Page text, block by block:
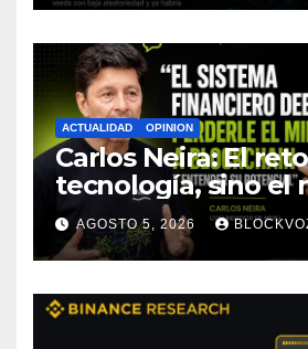
tecnológica, afirma
Research
ACTUALIDAD OPINION
Carlos Neira: El
tecnología, sino el
entenderla
AGOSTO 5, 2026